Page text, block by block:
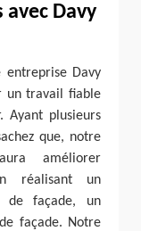
Davy
Davy
un travail fiable
Ayant plusieurs
que, notre
améliorer
réalisant un
de façade, un
façade. Notre